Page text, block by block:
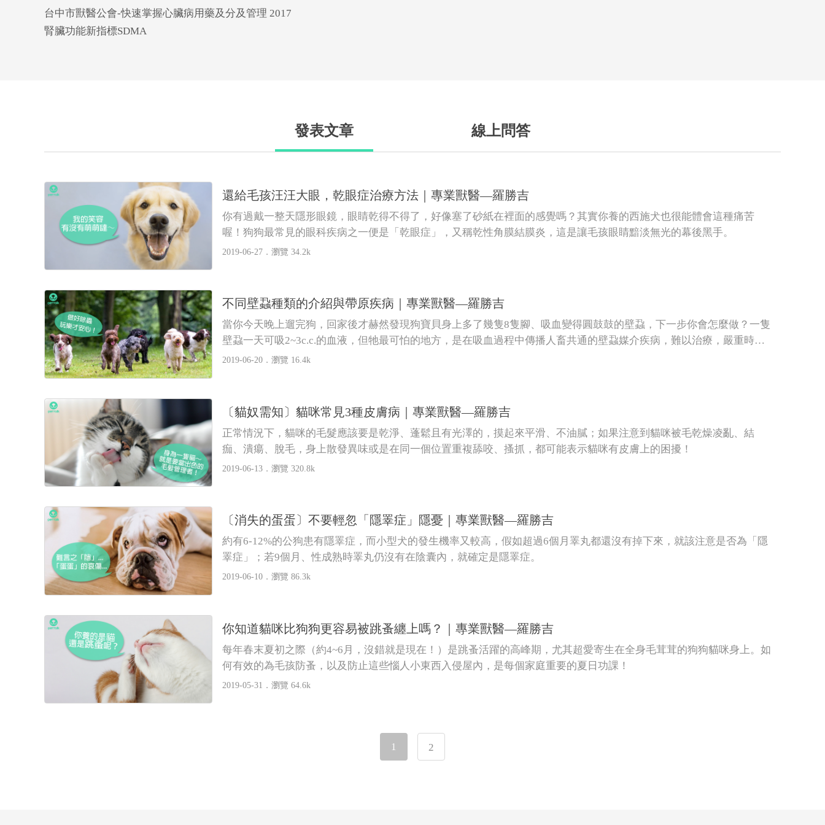
台中市獸醫公會-快速掌握心臟病用藥及分及管理 2017
腎臟功能新指標SDMA
發表文章 線上問答
還給毛孩汪汪大眼，乾眼症治療方法｜專業獸醫—羅勝吉
你有過戴一整天隱形眼鏡，眼睛乾得不得了，好像塞了砂紙在裡面的感覺嗎？其實你養的西施犬也很能體會這種痛苦
喔！狗狗最常見的眼科疾病之一便是「乾眼症」，又稱乾性角膜結膜炎，這是讓毛孩眼睛黯淡無光的幕後黑手。
2019-06-27． 瀏覽 34.2k
不同壁蝨種類的介紹與帶原疾病｜專業獸醫—羅勝吉
當你今天晚上遛完狗，回家後才赫然發現狗寶貝身上多了幾隻8隻腳、吸血變得圓鼓鼓的壁蝨，下一步你會怎麼做？一隻
壁蝨一天可吸2~3c.c.的血液，但牠最可怕的地方，是在吸血過程中傳播人畜共通的壁蝨媒介疾病，難以治療，嚴重時還
會需要緊急輸血急救！這次就要介紹不同種類的壁蝨，其主要帶原的疾病有哪些。
2019-06-20． 瀏覽 16.4k
〔貓奴需知〕貓咪常見3種皮膚病｜專業獸醫—羅勝吉
正常情況下，貓咪的毛髮應該要是乾淨、蓬鬆且有光澤的，摸起來平滑、不油膩；如果注意到貓咪被毛乾燥凌亂、結
痂、潰瘍、脫毛，身上散發異味或是在同一個位置重複舔咬、搔抓，都可能表示貓咪有皮膚上的困擾！
2019-06-13． 瀏覽 320.8k
〔消失的蛋蛋〕不要輕忽「隱睪症」隱憂｜專業獸醫—羅勝吉
約有6-12%的公狗患有隱睪症，而小型犬的發生機率又較高，假如超過6個月睪丸都還沒有掉下來，就該注意是否為「隱
睪症」；若9個月、性成熟時睪丸仍沒有在陰囊內，就確定是隱睪症。
2019-06-10． 瀏覽 86.3k
你知道貓咪比狗狗更容易被跳蚤纏上嗎？｜專業獸醫—羅勝吉
每年春末夏初之際（約4~6月，沒錯就是現在！）是跳蚤活躍的高峰期，尤其超愛寄生在全身毛茸茸的狗狗貓咪身上。如
何有效的為毛孩防蚤，以及防止這些惱人小東西入侵屋內，是每個家庭重要的夏日功課！
2019-05-31． 瀏覽 64.6k
1 2